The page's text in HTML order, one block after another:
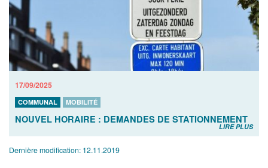
17/09/2025
COMMUNAL MOBILITÉ
NOUVEL HORAIRE : DEMANDES DE STATIONNEMENT
LIRE PLUS
Dernière modification: 12.11.2019